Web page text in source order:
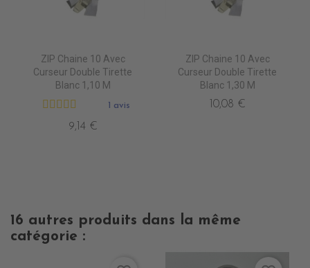
ZIP Chaine 10 Avec
Curseur Double Tirette
Blanc 1,10 M
1 avis
9,14 €
ZIP Chaine 10 Avec
Curseur Double Tirette
Blanc 1,30 M
10,08 €
16 autres produits dans la même
catégorie :